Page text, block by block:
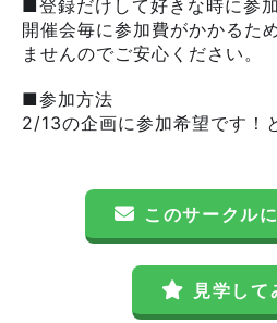
■登録だけして好きな時に参
開催会毎に参加費がかかるた
ませんのでご安心ください。
■参加方法
2/13の企画に参加希望です！
このサークル
見学して